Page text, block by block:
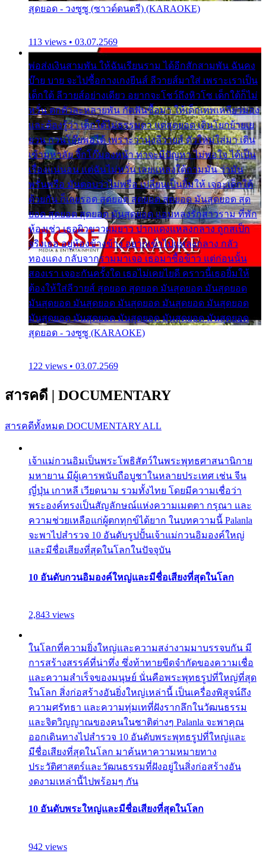
สุดยอด - วงซูซู (ซาวด์ดนตรี) (KARAOKE)
113 views • 03.07.2569
พ่อส่งเงินสามพัน ให้ฉันเรียนราม ได้อีกสักสามพัน ฉันคง
บ๊าย บาย จะไปซื้อกางเกงยีนส์ ลีวายส์มาใส่ เพราะเราเป็น
เด็กใต้ ลีวายส์อย่างเดียว อยากจะโชว์ถึงหิวโซ เด็กใต้ก็ไม่
หวั่น ตกตัวละหลายพัน กัดฟันซื้อมา ให้เด็กเทพเหลียวมอง
และต้องรู้ว่า เด็กใต้ไม่ธรรมดา แต่สุดยอด เดินโยกย้ายเย
ยวน กวนโอ๊ยพอได้ เพราะว่านุ่งลีวายส์ ตัวใหม่ใส่มา เดิน
เข้ามหาลัย จิ๊กโก๊มองหน้า ท่าจะมีปัญหา ไม่พอใจ ได้เป็น
เรื่องแน่นอน แต่ฉันไม่หวั่น เลยแหลงใต้ถามมัน ว่ามัน
พรั่นพรือ มันตอบว่าไม่พรื่อ เปลี่ยนเป็นยิ้มให้ เจอะเด็กใต้
ด้วยกัน ก็เลยรอด สุดยอด สุดยอด สุดยอด มันสุดยอด สุด
ยอด สุดยอด สุดยอด มันสุดยอด แอบหลงรักสาวราม ที่พัก
ห้องเช่า เธอผิวขาวผมยาว ปากแดงแหลงกลาง ถูกสเป็ก
จริงเธอ อยู่ห้องข้างข้าง อยากเข้าไปแหลงกลาง กลัว
ทองแดง กลับจากรามมาเจอ เธอมาซื้อข้าว แต่ก่อนนั้น
สองเรา เจอะกันครั้งใด เธอไม่เคยไยดี คราวนี้เธอยิ้มให้
ต้องให้ใส่ลีวายส์ สุดยอด สุดยอด มันสุดยอด มันสุดยอด
มันสุดยอด มันสุดยอด มันสุดยอด มันสุดยอด มันสุดยอด
มันสุดยอด มันสุดยอด มันสุดยอด มันสุดยอด มันสุดยอด
สุดยอด - วงซูซู (KARAOKE)
122 views • 03.07.2569
สารคดี | DOCUMENTARY
สารคดีทั้งหมด DOCUMENTARY ALL
เจ้าแม่กวนอิมเป็นพระโพธิสัตว์ในพระพุทธศาสนานิกาย
มหายาน มีผู้เคารพนับถือบูชาในหลายประเทศ เช่น จีน
ญี่ปุ่น เกาหลี เวียดนาม รวมทั้งไทย โดยมีความเชื่อว่า
พระองค์ทรงเป็นสัญลักษณ์แห่งความเมตตา กรุณา และ
ความช่วยเหลือแก่ผู้ตกทุกข์ได้ยาก ในบทความนี้ Palanla
จะพาไปสำรวจ 10 อันดับรูปปั้นเจ้าแม่กวนอิมองค์ใหญ่
และมีชื่อเสียงที่สุดในโลกในปัจจุบัน
10 อันดับกวนอิมองค์ใหญ่และมีชื่อเสียงที่สุดในโลก
2,843 views
ในโลกที่ความยิ่งใหญ่และความสง่างามมาบรรจบกัน มี
การสร้างสรรค์ที่น่าทึ่ง ซึ่งท้าทายขีดจำกัดของความเชื่อ
และความสำเร็จของมนุษย์ นั่นคือพระพุทธรูปที่ใหญ่ที่สุด
ในโลก สิ่งก่อสร้างอันยิ่งใหญ่เหล่านี้ เป็นเครื่องพิสูจน์ถึง
ความศรัทธา และความทุ่มเทที่ฝังรากลึกในวัฒนธรรม
และจิตวิญญาณของคนในชาติต่างๆ Palanla จะพาคุณ
ออกเดินทางไปสำรวจ 10 อันดับพระพุทธรูปที่ใหญ่และ
มีชื่อเสียงที่สุดในโลก มาค้นหาความหมายทาง
ประวัติศาสตร์และวัฒนธรรมที่ฝังอยู่ในสิ่งก่อสร้างอัน
งดงามเหล่านี้ไปพร้อมๆ กัน
10 อันดับพระใหญ่และมีชื่อเสียงที่สุดในโลก
942 views